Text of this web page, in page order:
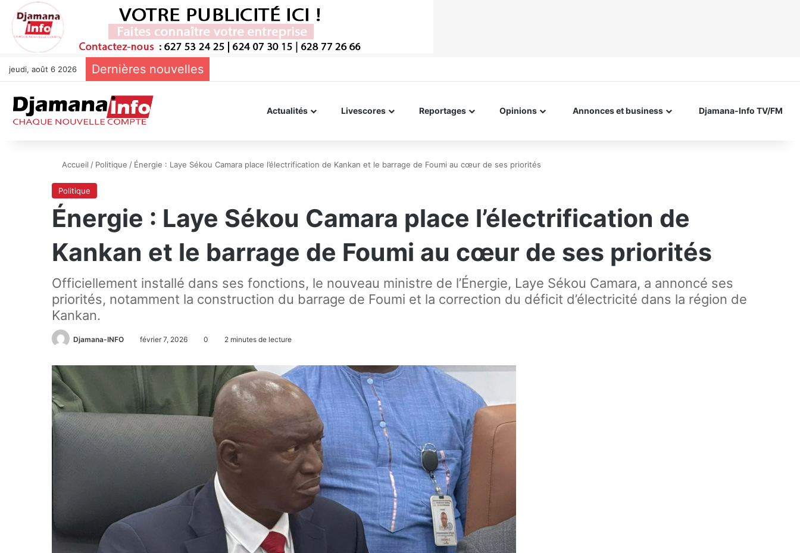
jeudi, août 6 2026 Dernières nouvelles
Actualités Livescores Reportages Opinions Annonces et business Djamana-Info TV/FM
Accueil / Politique / Énergie : Laye Sékou Camara place l’électrification de Kankan et le barrage de Foumi au cœur de ses priorités
Politique
Énergie : Laye Sékou Camara place l’électrification de
Kankan et le barrage de Foumi au cœur de ses priorités
Officiellement installé dans ses fonctions, le nouveau ministre de l’Énergie, Laye Sékou Camara, a annoncé ses
priorités, notamment la construction du barrage de Foumi et la correction du déficit d’électricité dans la région de
Kankan.
Djamana-INFO février 7, 2026 0 2 minutes de lecture